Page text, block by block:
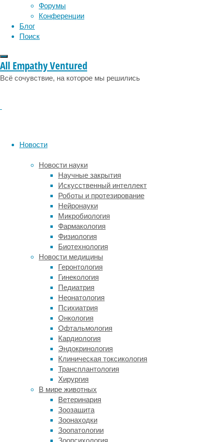
Форумы
Конференции
Блог
Поиск
All Empathy Ventured
Всё сочувствие, на которое мы решились
Новости
Новости науки
Научные закрытия
Искусственный интеллект
Роботы и протезирование
Нейронауки
Микробиология
Фармакология
Физиология
Биотехнология
Новости медицины
Геронтология
Гинекология
Педиатрия
Неонатология
Психиатрия
Онкология
Офтальмология
Кардиология
Эндокринология
Клиническая токсикология
Трансплантология
Хирургия
В мире животных
Ветеринария
Зоозащита
Зоонаходки
Зоопатологии
Зоопсихология
задержкой
социальным
нормам,
что
время
затрудняет
своевременное
просыпание,
приводит
дневной
сонливости
зачастую
мешает
учебе,
работе
другим
жизненным
задачам.
Как
правило,
таким
людям
ставят
диагноз
синдрома
задержки
фазы
сна
(СЗФС),
поведение